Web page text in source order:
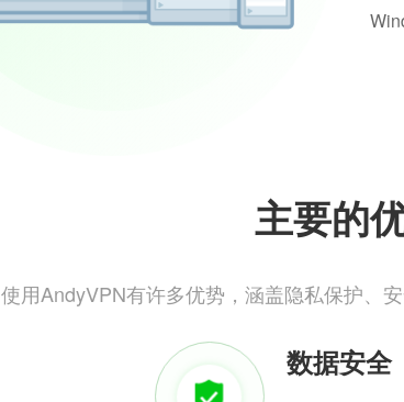
主要的
使用AndyVPN有许多优势，涵盖隐私保护、
数据安全